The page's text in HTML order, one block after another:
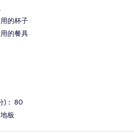
的杯子
的餐具
)： 80
板